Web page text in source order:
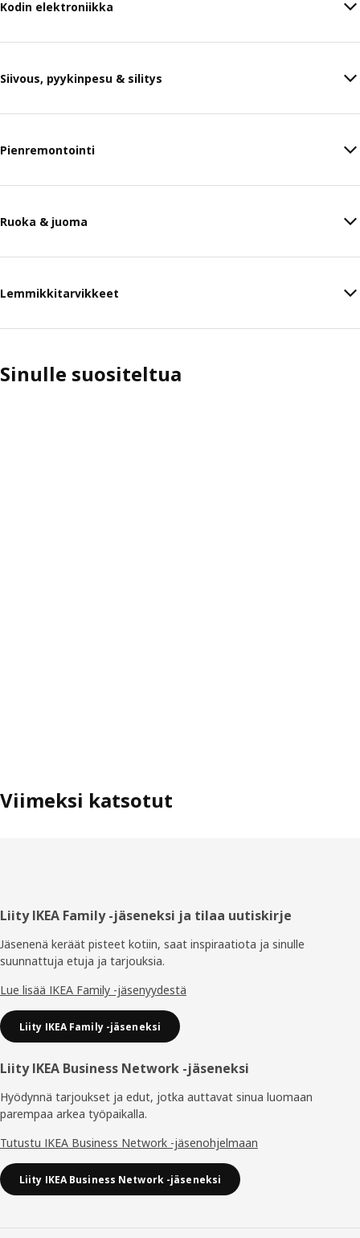
Kodin elektroniikka
Siivous, pyykinpesu & silitys
Pienremontointi
Ruoka & juoma
Lemmikkitarvikkeet
Sinulle suositeltua
Viimeksi katsotut
Alatunniste
Liity IKEA Family -jäseneksi ja tilaa uutiskirje
Jäsenenä keräät pisteet kotiin, saat inspiraatiota ja sinulle
suunnattuja etuja ja tarjouksia.​
Lue lisää IKEA Family -jäsenyydestä
Liity IKEA Family -jäseneksi
Liity IKEA Business Network -jäseneksi
Hyödynnä tarjoukset ja edut, jotka auttavat sinua luomaan
parempaa arkea työpaikalla.
Tutustu IKEA Business Network -jäsenohjelmaan
Liity IKEA Business Network -jäseneksi